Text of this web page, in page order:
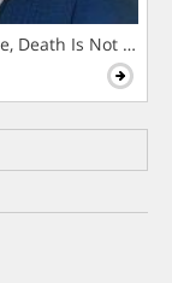
Death Is Not The